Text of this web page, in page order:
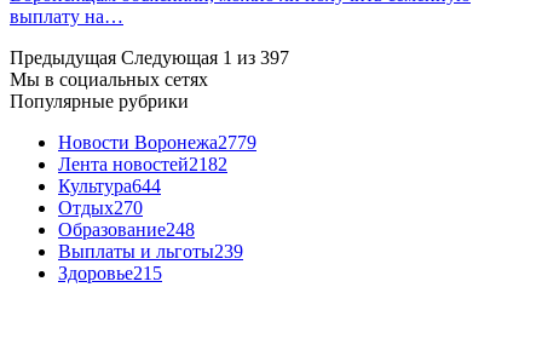
выплату на…
Предыдущая Следующая 1 из 397
Мы в социальных сетях
Популярные рубрики
Новости Воронежа2779
Лента новостей2182
Культура644
Отдых270
Образование248
Выплаты и льготы239
Здоровье215